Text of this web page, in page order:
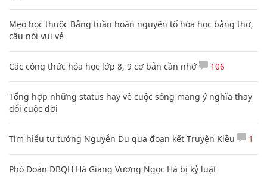
Mẹo học thuộc Bảng tuần hoàn nguyên tố hóa học bằng thơ,
câu nói vui vẻ
Các công thức hóa học lớp 8, 9 cơ bản cần nhớ 106
Tổng hợp những status hay về cuộc sống mang ý nghĩa thay
đổi cuộc đời
Tìm hiểu tư tưởng Nguyễn Du qua đoạn kết Truyện Kiều 1
Phó Đoàn ĐBQH Hà Giang Vương Ngọc Hà bị kỷ luật